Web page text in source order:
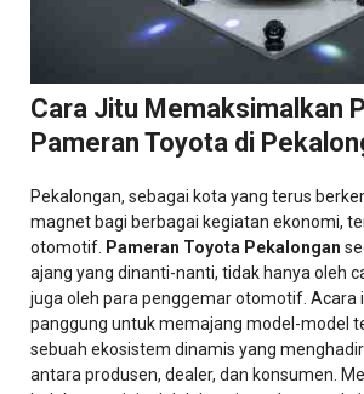
Cara Jitu Memaksimalkan
Pameran Toyota di
Pekalongan, sebagai kota yang terus
magnet bagi berbagai kegiatan ekonomi,
otomotif. Pameran Toyota Pekalongan
ajang yang dinanti-nanti, tidak hanya oleh
juga oleh para penggemar otomotif. Acara
panggung untuk memajang model-model
sebuah ekosistem dinamis yang
antara produsen, dealer, dan konsumen.